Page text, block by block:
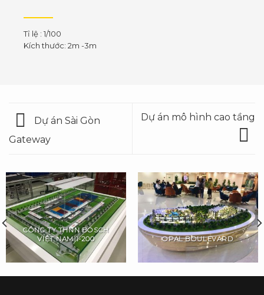
Tỉ lệ : 1/100
Kích thước: 2m -3m
Dự án Sài Gòn
Gateway
Dự án mô hình cao tầng
CÔNG TY THNN BOSCH
VIỆT NAM 1-200
OPAL BOULEVARD